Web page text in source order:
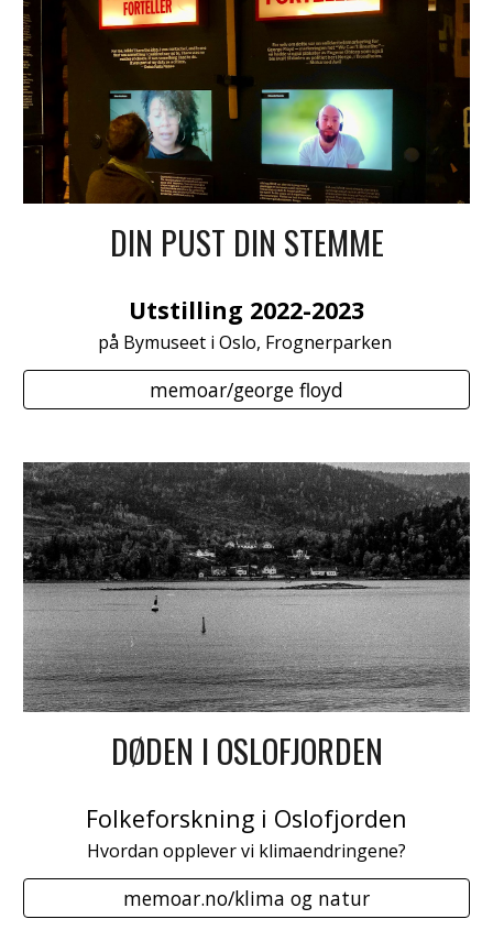
DIN PUST DIN STEMME
Utstilling 2022-2023
på Bymuseet i Oslo, Frognerparken
memoar/george floyd
DØDEN I OSLOFJORDEN
Folkeforskning i Oslofjorden
Hvordan opplever vi klimaendringene?
memoar.no/klima og natur